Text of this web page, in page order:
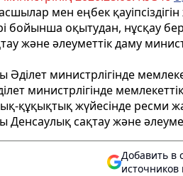
мен еңбек
бойынша оқытудан, нұсқау
және әлеуметтік даму
министрлігінде
министрлігінде
құқықтық жүйесінде ресми
сақтау және
Добавить в
источников